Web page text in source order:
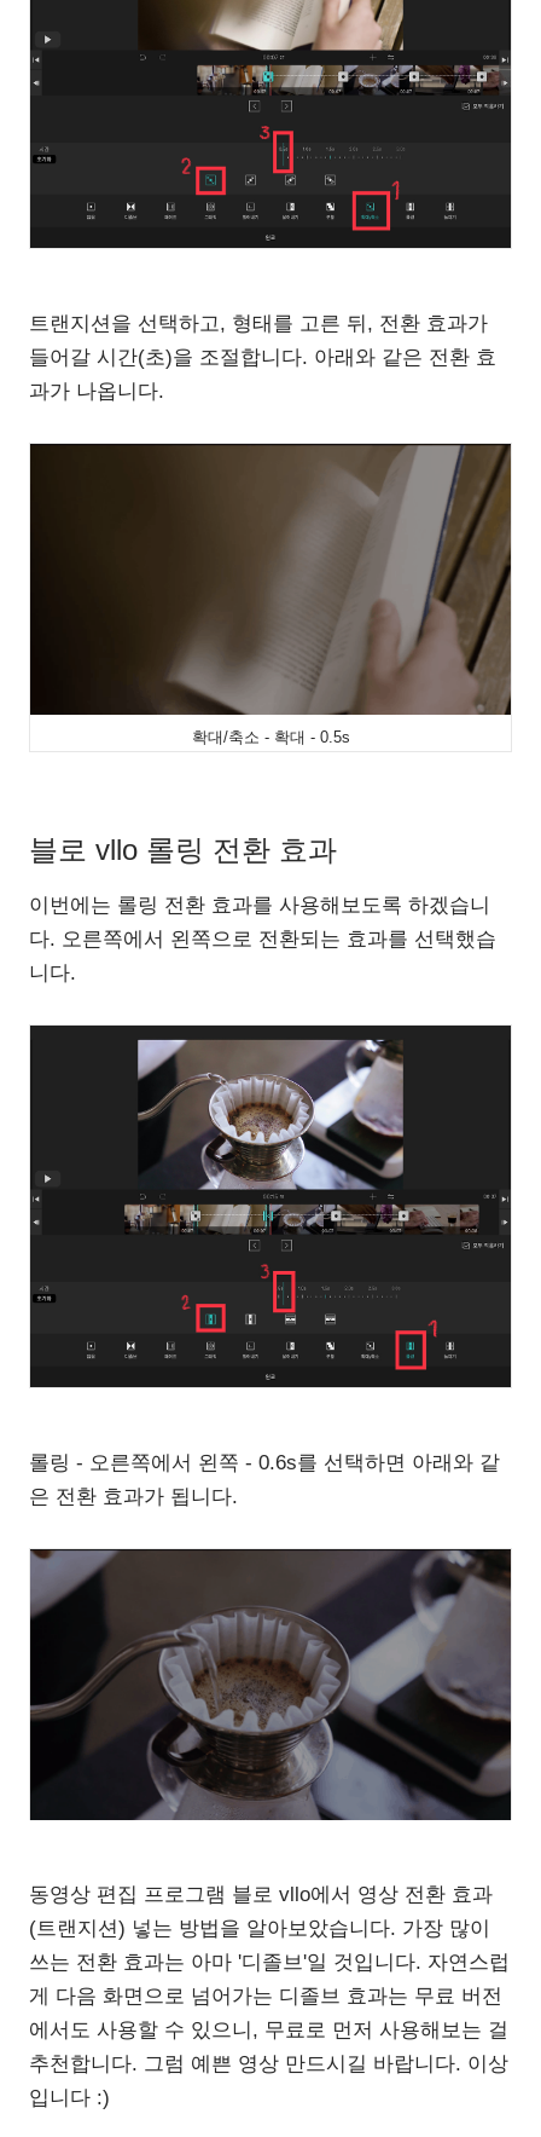
트랜지션을 선택하고, 형태를 고른 뒤, 전환 효과가
들어갈 시간(초)을 조절합니다. 아래와 같은 전환 효
과가 나옵니다.
확대/축소 - 확대 - 0.5s
블로 vllo 롤링 전환 효과
이번에는 롤링 전환 효과를 사용해보도록 하겠습니
다. 오른쪽에서 왼쪽으로 전환되는 효과를 선택했습
니다.
롤링 - 오른쪽에서 왼쪽 - 0.6s를 선택하면 아래와 같
은 전환 효과가 됩니다.
동영상 편집 프로그램 블로 vllo에서 영상 전환 효과
(트랜지션) 넣는 방법을 알아보았습니다. 가장 많이
쓰는 전환 효과는 아마 '디졸브'일 것입니다. 자연스럽
게 다음 화면으로 넘어가는 디졸브 효과는 무료 버전
에서도 사용할 수 있으니, 무료로 먼저 사용해보는 걸
추천합니다. 그럼 예쁜 영상 만드시길 바랍니다. 이상
입니다 :)